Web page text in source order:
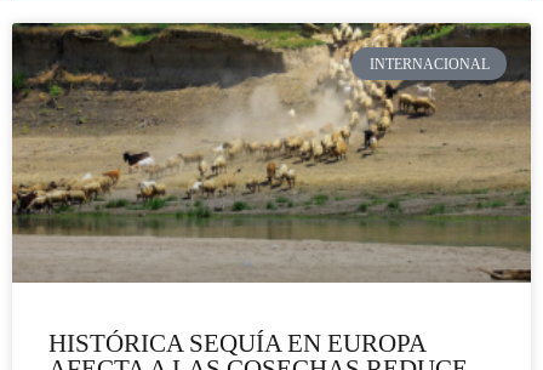
INTERNACIONAL
HISTÓRICA SEQUÍA EN EUROPA